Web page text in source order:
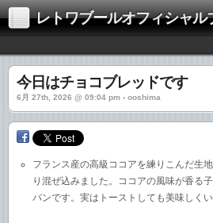
レトワブールオフィシャル
今日はチョコブレッドです
6月 27th, 2026 @ 09:04 pm › ooshima
フランス産の高級ココアを練りこんだ生
り混ぜ込みました。ココアの風味が香る
パンです。実はトーストしても美味しくい